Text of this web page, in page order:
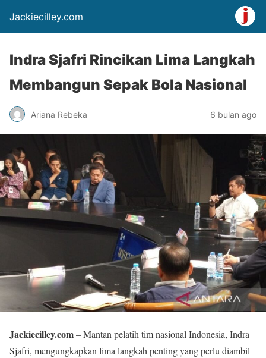
Jackiecilley.com
Indra Sjafri Rincikan Lima Langkah
Membangun Sepak Bola Nasional
Ariana Rebeka 6 bulan ago
Jackiecilley.com– Mantan pelatih tim nasional Indonesia, Indra
Sjafri, mengungkapkan lima langkah penting yang perlu diambil